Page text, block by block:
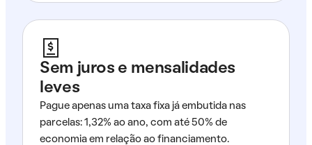
Sem juros e mensalidades
leves
Pague apenas uma taxa fixa já embutida nas
parcelas: 1,32% ao ano, com até 50% de
economia em relação ao financiamento.